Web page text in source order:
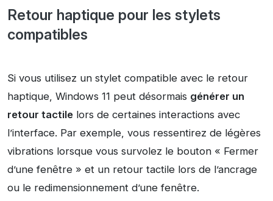
Retour haptique pour les stylets
compatibles
Si vous utilisez un stylet compatible avec le retour
haptique, Windows 11 peut désormais générer un
retour tactile lors de certaines interactions avec
l’interface. Par exemple, vous ressentirez de légères
vibrations lorsque vous survolez le bouton « Fermer
d’une fenêtre » et un retour tactile lors de l’ancrage
ou le redimensionnement d’une fenêtre.